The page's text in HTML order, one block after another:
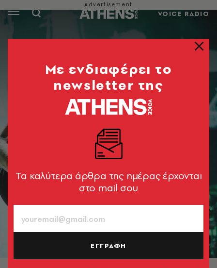
VOICE RADIO
Mε ενδιαφέρει το
newsletter της
Tα καλύτερα άρθρα της ημέρας έρχονται
στο mail σου
ΕΓΓΡΑΦΗ